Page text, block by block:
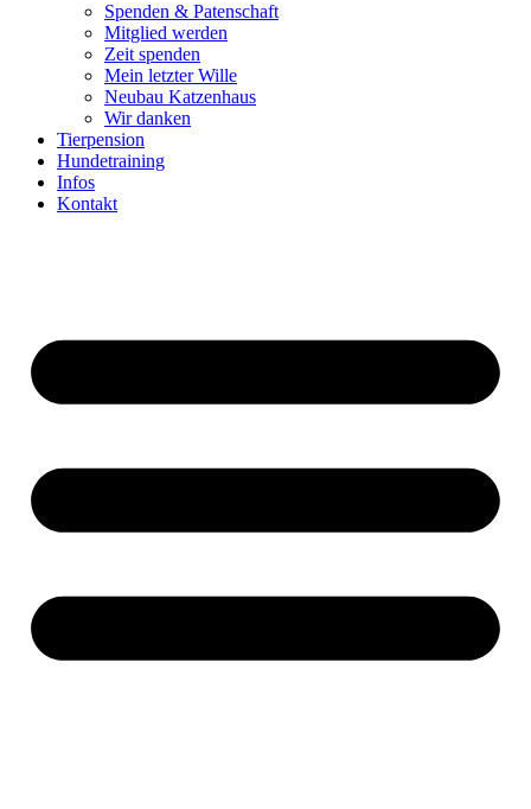
Spenden & Patenschaft
Mitglied werden
Zeit spenden
Mein letzter Wille
Neubau Katzenhaus
Wir danken
Tierpension
Hundetraining
Infos
Kontakt